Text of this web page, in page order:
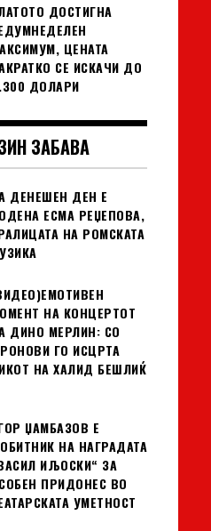
ДОСТИГНА
ЦЕНАТА
СЕ ИСКАЧИ ДО
ДОЛАРИ
ЗАБАВА
ДЕНЕШЕН ДЕН Е
ЕСМА РЕЏЕПОВА,
НА РОМСКАТА
НА КОНЦЕРТОТ
ДИНО МЕРЛИН: СО
ГО ИСЦРТА
НА ХАЛИД БЕШЛИЌ
ЏАМБАЗОВ Е
НА НАГРАДАТА
ИЉОСКИ“ ЗА
ПРИДОНЕС ВО
УМЕТНОСТ